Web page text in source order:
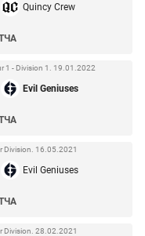
Quincy Crew
1 - Division 1. 19.01.2022
Evil Geniuses
Division. 16.05.2021
Evil Geniuses
Division. 28.02.2021